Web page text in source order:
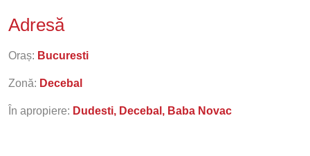
Adresă
Oraș: Bucuresti
Zonă: Decebal
În apropiere: Dudesti, Decebal, Baba Novac